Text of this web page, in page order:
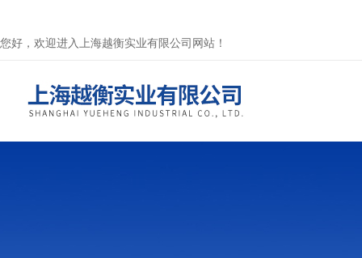
您好，欢迎进入上海越衡实业有限公司网站！